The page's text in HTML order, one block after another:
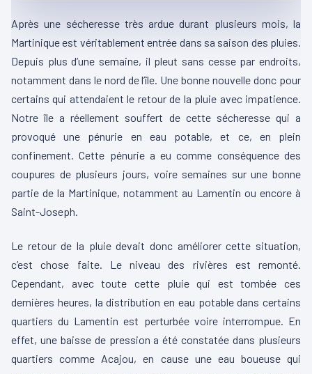
Après une sécheresse très ardue durant plusieurs mois, la
Martinique est véritablement entrée dans sa saison des pluies.
Depuis plus d’une semaine, il pleut sans cesse par endroits,
notamment dans le nord de l’île. Une bonne nouvelle donc pour
certains qui attendaient le retour de la pluie avec impatience.
Notre île a réellement souffert de cette sécheresse qui a
provoqué une pénurie en eau potable, et ce, en plein
confinement. Cette pénurie a eu comme conséquence des
coupures de plusieurs jours, voire semaines sur une bonne
partie de la Martinique, notamment au Lamentin ou encore à
Saint-Joseph.
Le retour de la pluie devait donc améliorer cette situation,
c’est chose faite. Le niveau des rivières est remonté.
Cependant, avec toute cette pluie qui est tombée ces
dernières heures, la distribution en eau potable dans certains
quartiers du Lamentin est perturbée voire interrompue. En
effet, une baisse de pression a été constatée dans plusieurs
quartiers comme Acajou, en cause une eau boueuse qui